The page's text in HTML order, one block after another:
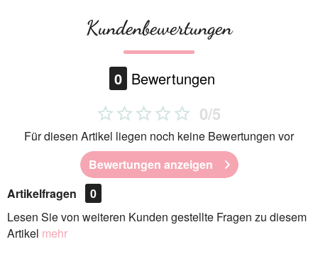
Kundenbewertungen
0 Bewertungen
0/5
Für diesen Artikel liegen noch keine Bewertungen vor
Bewertungen anzeigen
Artikelfragen
0
Lesen Sie von weiteren Kunden gestellte Fragen zu diesem
Artikel mehr